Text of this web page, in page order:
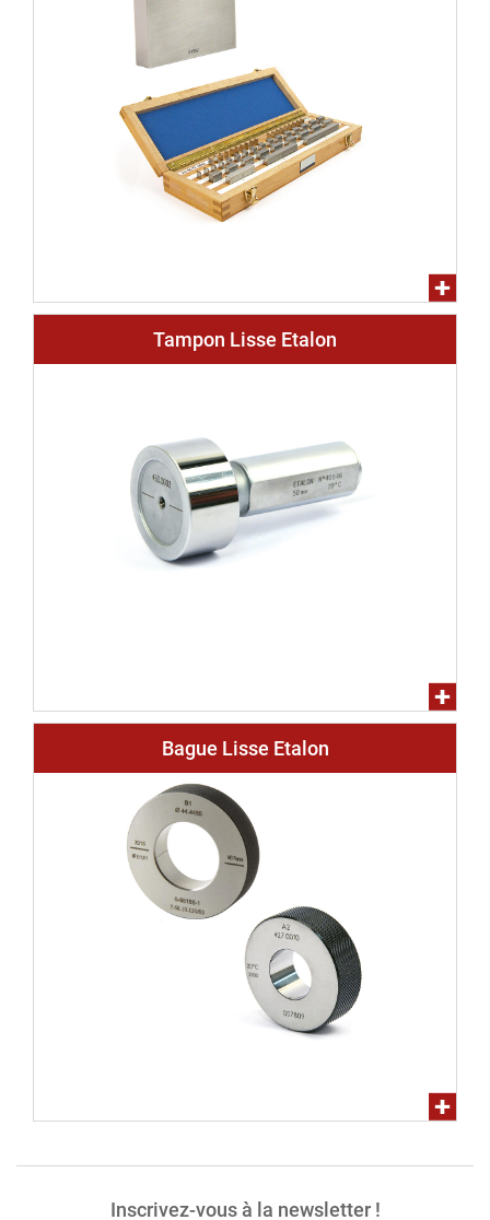
Tampon Lisse Etalon
Bague Lisse Etalon
Inscrivez-vous à la newsletter !